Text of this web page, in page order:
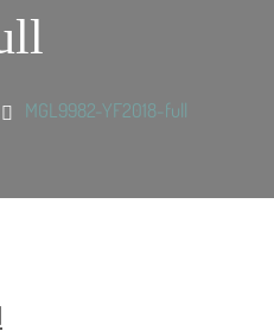
MGL9982-YF2018-full